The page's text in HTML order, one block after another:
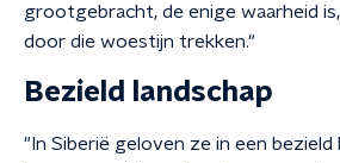
grootgebracht, de enige waarheid
door die woestijn trekken."
Bezield landschap
"In Siberië geloven ze in een bezield